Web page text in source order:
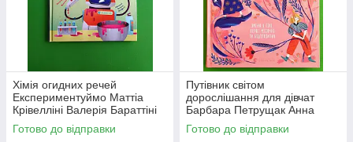
Хімія огидних речей
Експериментуймо Маттіа
Крівелліні Валерія Бараттіні
Видавництво Старого Лева
Готово до відправки
Путівник світом
дорослішання для дівчат
Барбара Петрущак Анна
Рудак Видавництво Старого
Лева
Готово до відправки